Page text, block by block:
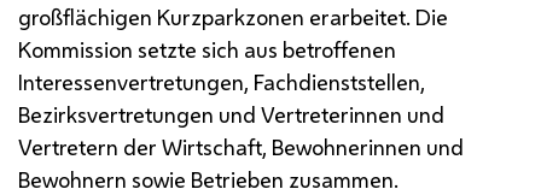
großflächigen Kurzparkzonen erarbeitet. Die
Kommission setzte sich aus betroffenen
Interessenvertretungen, Fachdienststellen,
Bezirksvertretungen und Vertreterinnen und
Vertretern der Wirtschaft, Bewohnerinnen und
Bewohnern sowie Betrieben zusammen.